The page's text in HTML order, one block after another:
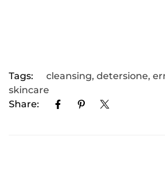
Tags: cleansing, detersione,
skincare
Share: